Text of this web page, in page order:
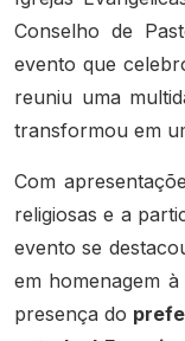
Conselho de
evento que
reuniu uma
transformou em
Com
religiosas e a
evento se
em homenagem
presença do